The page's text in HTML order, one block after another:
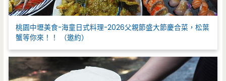
桃園中壢美食-海童日式料理-2026父親節盛大節慶合菜，松葉
蟹等你來！！ （邀約）